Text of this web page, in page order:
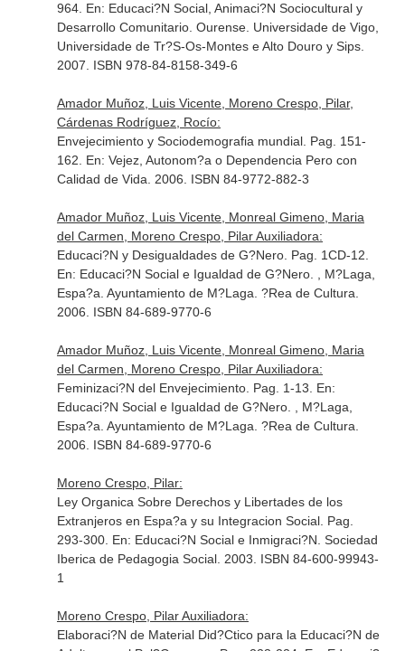
964. En: Educaci?N Social, Animaci?N Sociocultural y
Desarrollo Comunitario. Ourense. Universidade de Vigo,
Universidade de Tr?S-Os-Montes e Alto Douro y Sips.
2007. ISBN 978-84-8158-349-6
Amador Muñoz, Luis Vicente, Moreno Crespo, Pilar,
Cárdenas Rodríguez, Rocío:
Envejecimiento y Sociodemografia mundial. Pag. 151-
162. En: Vejez, Autonom?a o Dependencia Pero con
Calidad de Vida . 2006. ISBN 84-9772-882-3
Amador Muñoz, Luis Vicente, Monreal Gimeno, Maria
del Carmen, Moreno Crespo, Pilar Auxiliadora:
Educaci?N y Desigualdades de G?Nero. Pag. 1CD-12.
En: Educaci?N Social e Igualdad de G?Nero. , M?Laga,
Espa?a. Ayuntamiento de M?Laga. ?Rea de Cultura.
2006. ISBN 84-689-9770-6
Amador Muñoz, Luis Vicente, Monreal Gimeno, Maria
del Carmen, Moreno Crespo, Pilar Auxiliadora:
Feminizaci?N del Envejecimiento. Pag. 1-13. En:
Educaci?N Social e Igualdad de G?Nero. , M?Laga,
Espa?a. Ayuntamiento de M?Laga. ?Rea de Cultura.
2006. ISBN 84-689-9770-6
Moreno Crespo, Pilar:
Ley Organica Sobre Derechos y Libertades de los
Extranjeros en Espa?a y su Integracion Social. Pag.
293-300. En: Educaci?N Social e Inmigraci?N . Sociedad
Iberica de Pedagogia Social. 2003. ISBN 84-600-99943-
1
Moreno Crespo, Pilar Auxiliadora:
Elaboraci?N de Material Did?Ctico para la Educaci?N de